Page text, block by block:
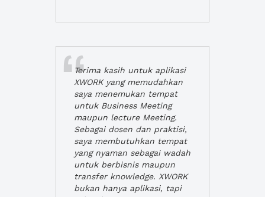
Terima kasih untuk aplikasi
XWORK yang memudahkan
saya menemukan tempat
untuk Business Meeting
maupun lecture Meeting.
Sebagai dosen dan praktisi,
saya membutuhkan tempat
yang nyaman sebagai wadah
untuk berbisnis maupun
transfer knowledge. XWORK
bukan hanya aplikasi, tapi